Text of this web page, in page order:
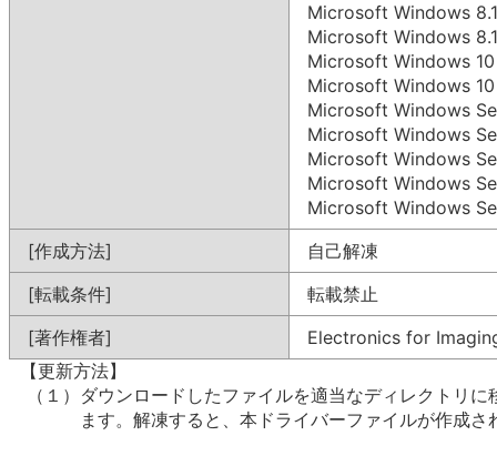
Microsoft Windows
Microsoft Windows
Microsoft Windows 10
Microsoft Windows
Microsoft Windows
Microsoft Windows
Microsoft Windows
Microsoft Windows
Microsoft Windows
[作成方法]
自己解凍
[転載条件]
転載禁止
[著作権者]
Electronics for
【更新方法】
（１）ダウンロードしたファイルを適当なディレクトリに
ます。解凍すると、本ドライバーファイルが作成さ